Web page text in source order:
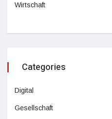
Wirtschaft
Categories
Digital
Gesellschaft